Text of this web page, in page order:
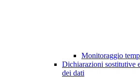
Monitoraggio
Dichiarazioni sostitutive
dei dati